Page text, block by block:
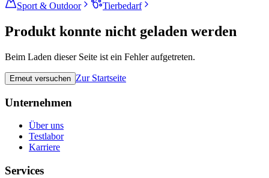
Sport & Outdoor
Tierbedarf
Produkt konnte nicht geladen werden
Beim Laden dieser Seite ist ein Fehler aufgetreten.
Erneut versuchen Zur Startseite
Unternehmen
Über uns
Testlabor
Karriere
Services